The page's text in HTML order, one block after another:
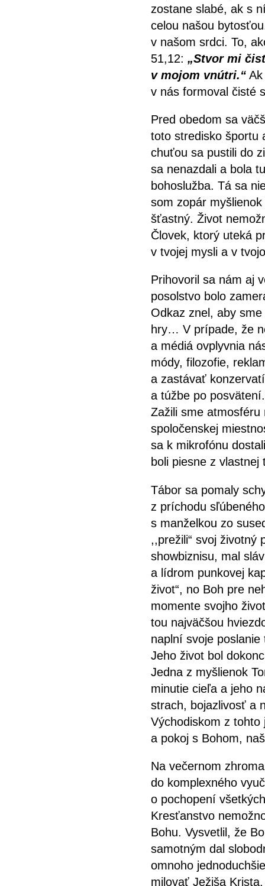
zostane slabé, ak s
celou našou
v našom srdci. To,
51,12: „Stvor mi
v mojom vnútri.“
v nás formoval čisté
Pred obedom sa
toto stredisko športu
chuťou sa pustili do
sa nenazdali a bola
bohoslužba. Tá sa
som zopár
šťastný. Život
Človek, ktorý uteká
v tvojej mysli a v
Prihovoril sa nám aj
posolstvo bolo
Odkaz znel, aby
hry… V prípade, že
a médiá ovplyvnia
módy, filozofie,
a zastávať
a túžbe po
Zažili sme
spoločenskej
sa k mikrofónu
boli piesne z
Tábor sa pomaly
z príchodu
s manželkou zo
,,prežili“ svoj životný
showbiznisu, mal
a lídrom punkovej
život“, no Boh pre
momente svojho
tou najväčšou
naplní svoje
Jeho život bol
Jedna z myšlienok
minutie cieľa a jeho
strach, bojazlivosť a
Východiskom z
a pokoj s Bohom,
Na večernom
do komplexného
o pochopení
Kresťanstvo
Bohu. Vysvetlil, že
samotným dal
omnoho
milovať Ježiša